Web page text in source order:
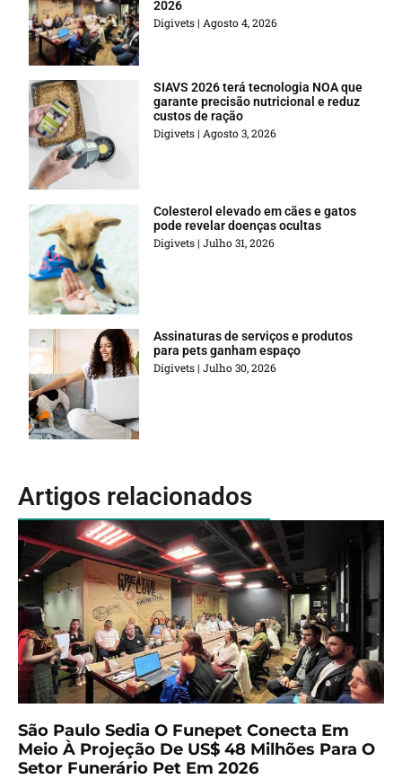
2026
Digivets Agosto 4, 2026
SIAVS 2026 terá tecnologia NOA que
garante precisão nutricional e reduz
custos de ração
Digivets Agosto 3, 2026
Colesterol elevado em cães e gatos
pode revelar doenças ocultas
Digivets Julho 31, 2026
Assinaturas de serviços e produtos
para pets ganham espaço
Digivets Julho 30, 2026
Artigos relacionados
São Paulo Sedia O Funepet Conecta Em
Meio À Projeção De US$ 48 Milhões Para O
Setor Funerário Pet Em 2026